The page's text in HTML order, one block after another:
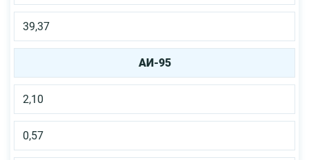
39,37
АИ-95
2,10
0,57